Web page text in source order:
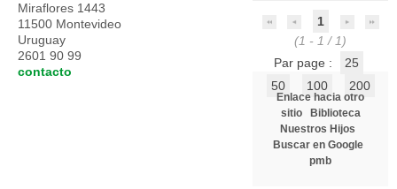
1
(1 - 1 / 1)
Par page :
25
50
100 200
Enlace hacia otro
sitio
Biblioteca
Nuestros Hijos
Buscar en Google
pmb
Miraflores 1443
11500 Montevideo
Uruguay
2601 90 99
contacto